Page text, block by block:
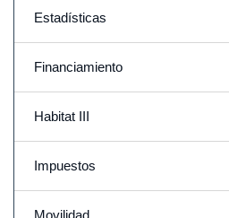
Estadísticas
Financiamiento
Habitat III
Impuestos